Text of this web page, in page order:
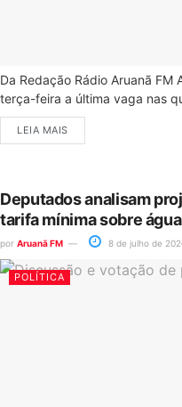
Da Redação Rádio Aruanã FM
terça-feira a última vaga nas
LEIA MAIS
Deputados analisam
tarifa mínima sobre
por Aruanã FM 8 de julho de
POLÍTICA